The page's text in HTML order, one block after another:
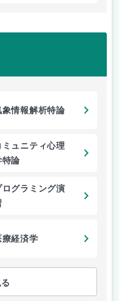
象情報解析特論
ミュニティ心理
特論
ログラミング演
療経済学